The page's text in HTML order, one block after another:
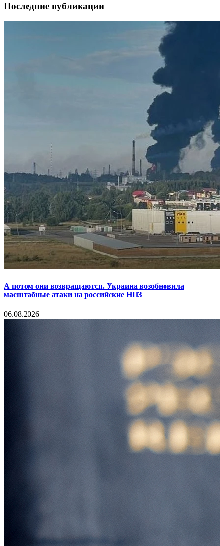
Последние публикации
А потом они возвращаются. Украина возобновила
масштабные атаки на российские НПЗ
06.08.2026